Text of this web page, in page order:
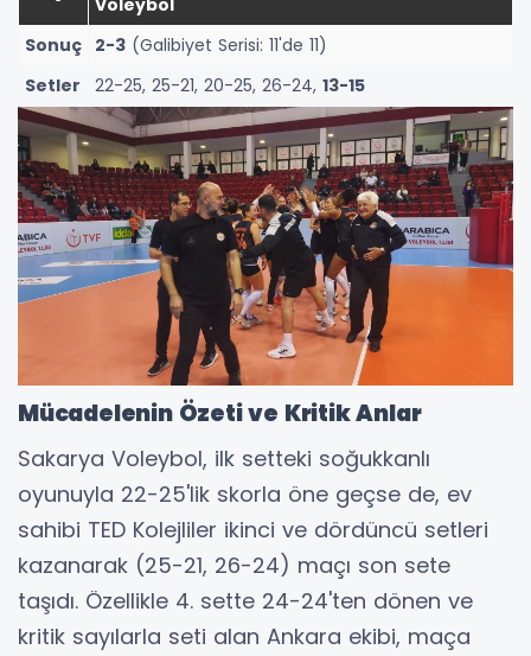
Voleybol
Sonuç 2-3 (Galibiyet Serisi: 11'de 11)
Setler
22-25, 25-21, 20-25, 26-24, 13-15
Mücadelenin Özeti ve Kritik Anlar
Sakarya Voleybol, ilk setteki soğukkanlı
oyunuyla 22-25'lik skorla öne geçse de, ev
sahibi TED Kolejliler ikinci ve dördüncü setleri
kazanarak (25-21, 26-24) maçı son sete
taşıdı. Özellikle 4. sette 24-24'ten dönen ve
kritik sayılarla seti alan Ankara ekibi, maça